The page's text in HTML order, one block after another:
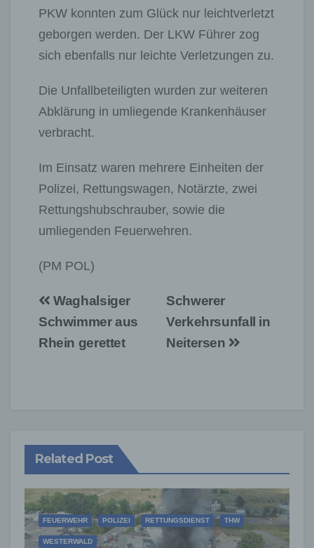
PKW konnten zum Glück nur leichtverletzt
geborgen werden. Der LKW Führer zog
sich ebenfalls nur leichte Verletzungen zu.
Die Unfallbeteiligten wurden zur weiteren
Abklärung in umliegende Krankenhäuser
verbracht.
Im Einsatz waren mehrere Einheiten der
Polizei, Rettungswagen, Notärzte, zwei
Rettungshubschrauber, sowie die
umliegenden Feuerwehren.
(PM POL)
Beitragsnavigation
Schwerer
Verkehrsunfall in
Neitersen
Waghalsiger
Schwimmer aus
Rhein gerettet
Related Post
FEUERWEHR POLIZEI RETTUNGSDIENST THW
WESTERWALD